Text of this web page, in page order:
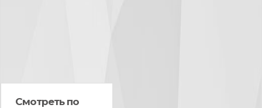
Смотреть по